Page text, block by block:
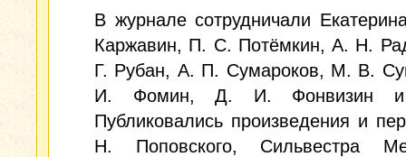
В журнале сотрудничали
Каржавин, П. С. Потёмкин, А. Н.
Г. Рубан, А. П. Сумароков, М. В.
И. Фомин, Д. И. Фонвизин и
Публиковались произведения и
Н. Поповского, Сильвестра